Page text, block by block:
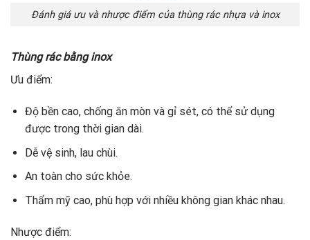
Đánh giá ưu và nhược điểm của thùng rác nhựa và inox
Thùng rác bằng inox
Ưu điểm:
Độ bền cao, chống ăn mòn và gỉ sét, có thể sử dụng
được trong thời gian dài.
Dễ vệ sinh, lau chùi.
An toàn cho sức khỏe.
Thẩm mỹ cao, phù hợp với nhiều không gian khác nhau.
Nhược điểm: